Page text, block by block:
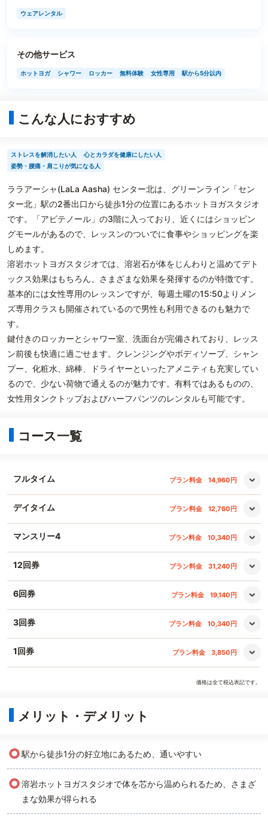
ウェアレンタル
その他サービス
ホットヨガ シャワー ロッカー 無料体験 女性専用 駅から5分以内
こんな人におすすめ
ストレスを解消したい人
心とカラダを健康にしたい人
姿勢・腰痛・肩こりが気になる人
ララアーシャ(LaLa Aasha) センター北は、グリーンライン「セン
ター北」駅の2番出口から徒歩1分の位置にあるホットヨガスタジオ
です。「アビテノール」の3階に入っており、近くにはショッピン
グモールがあるので、レッスンのついでに食事やショッピングを楽
しめます。
溶岩ホットヨガスタジオでは、溶岩石が体をじんわりと温めてデト
ックス効果はもちろん、さまざまな効果を発揮するのが特徴です。
基本的には女性専用のレッスンですが、毎週土曜の15:50よりメン
ズ専用クラスも開催されているので男性も利用できるのも魅力で
す。
鍵付きのロッカーとシャワー室、洗面台が完備されており、レッス
ン前後も快適に過ごせます。クレンジングやボディソープ、シャン
プー、化粧水、綿棒、ドライヤーといったアメニティも充実してい
るので、少ない荷物で通えるのが魅力です。有料ではあるものの、
女性用タンクトップおよびハーフパンツのレンタルも可能です。
コース一覧
フルタイム プラン料金 14,960円
デイタイム プラン料金 12,760円
マンスリー4 プラン料金 10,340円
12回券 プラン料金 31,240円
6回券 プラン料金 19,140円
3回券 プラン料金 10,340円
1回券 プラン料金 3,850円
価格は全て税込表記です。
メリット・デメリット
○駅から徒歩1分の好立地にあるため、通いやすい
○溶岩ホットヨガスタジオで体を芯から温められるため、さまざ
まな効果が得られる